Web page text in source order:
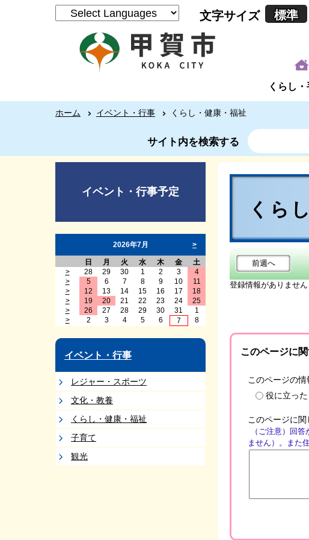
文字サイズ 標準
くらし
ホーム イベント・行事 くらし・健康・福祉
サイト内を検索する
イベント・行事予定
2026年7月 >
日 月 火 水 木 金
土
>
28 29 30 1 2 3
4
>
5 6 7 8 9 10
11
>
12 13 14 15 16 17
18
>
19 20 21 22 23 24
25
>
26 27 28 29 30 31
1
>
2 3 4 5 6 7 8
イベント・行事
レジャー・スポーツ
文化・教養
くらし・健康・福祉
子育て
観光
くら
前週へ
登録情報がありません
このページに
このページの
役に立った
このページに関
（ご注意）回
ません）。また